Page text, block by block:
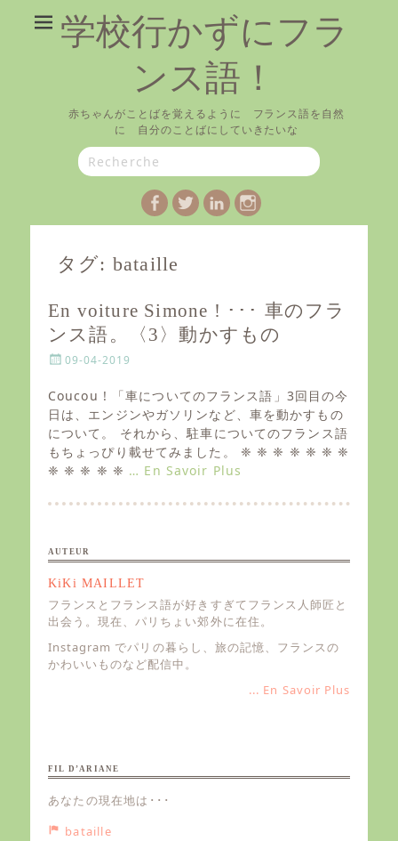
学校行かずにフラ
ンス語！
赤ちゃんがことばを覚えるように フランス語を自然
に 自分のことばにしていきたいな
Search
for:
Facebook
TwitterLinkedIn
Instagram
タグ: bataille
En voiture Simone ! ･･･ 車のフラ
ンス語。〈3〉動かすもの
P
s
t
e
d
o
n
09-04-2019
Coucou ! 「車についてのフランス語」3回目の今
日は、エンジンやガソリンなど、車を動かすもの
について。 それから、駐車についてのフランス語
もちょっぴり載せてみました。 ❈ ❈ ❈ ❈ ❈ ❈ ❈
❈ ❈ ❈ ❈ ❈ … En Savoir Plus
AUTEUR
KiKi MAILLET
フランスとフランス語が好きすぎてフランス人師匠と
出会う。現在、パリちょい郊外に在住。
Instagram でパリの暮らし、旅の記憶、フランスの
かわいいものなど配信中。
... En Savoir Plus
FIL D’ARIANE
あなたの現在地は･･･
bataille